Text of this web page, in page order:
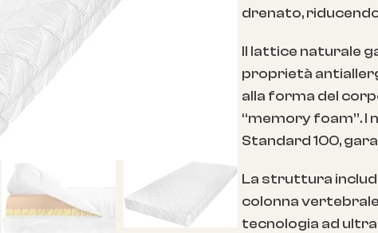
drenato,
Il lattice naturale
proprietà
alla forma del
“memory foam”. I
Standard 100,
La struttura
colonna
tecnologia ad